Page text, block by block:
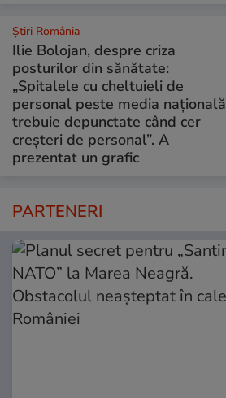
Știri România
Ilie Bolojan, despre criza
posturilor din sănătate:
„Spitalele cu cheltuieli de
personal peste media națională
trebuie depunctate când cer
creșteri de personal”. A
prezentat un grafic
PARTENERI